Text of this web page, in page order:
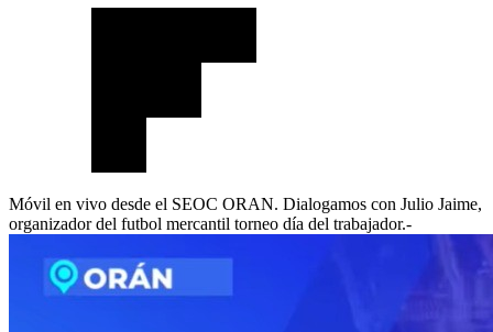
Móvil en vivo desde el SEOC ORAN. Dialogamos con Julio Jaime,
organizador del futbol mercantil torneo día del trabajador.-